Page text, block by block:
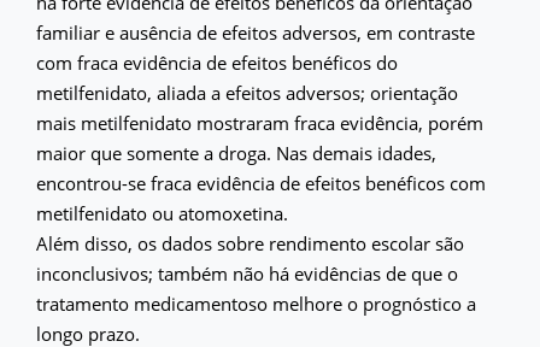
familiar e ausência de efeitos adversos, em contraste
com fraca evidência de efeitos benéficos do
metilfenidato, aliada a efeitos adversos; orientação
mais metilfenidato mostraram fraca evidência, porém
maior que somente a droga. Nas demais idades,
encontrou-se fraca evidência de efeitos benéficos com
metilfenidato ou atomoxetina.
Além disso, os dados sobre rendimento escolar são
inconclusivos; também não há evidências de que o
tratamento medicamentoso melhore o prognóstico a
longo prazo.